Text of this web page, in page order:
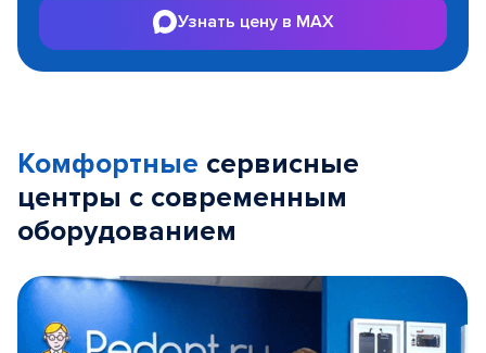
Узнать цену в MAX
Комфортные сервисные
центры с современным
оборудованием